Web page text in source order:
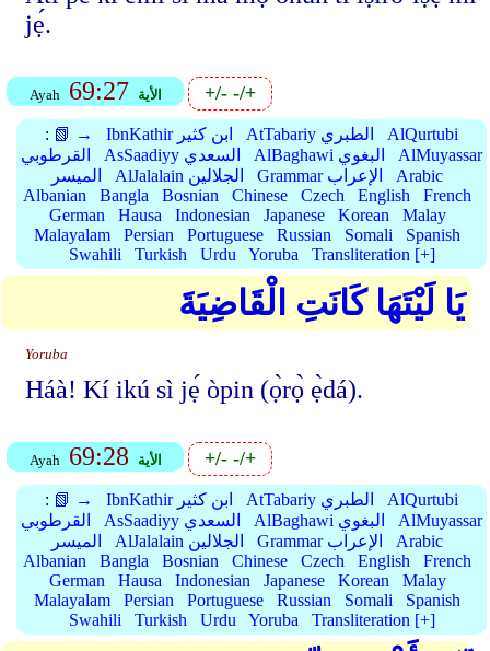
jẹ́.
Ayah 69:27 الأية +/--/+
: 📗 → IbnKathir ابن كثير AtTabariy الطبري
AlQurtubi
القرطوبي
AsSaadiyy السعدي AlBaghawi البغوي
AlMuyassar
الميسر
AlJalalain الجلالين Grammar الإعراب
Arabic
Albanian
Bangla Bosnian Chinese Czech English
French
German
Hausa Indonesian Japanese Korean
Malay
Malayalam
Persian Portuguese Russian Somali
Spanish
Swahili
Turkish Urdu Yoruba Transliteration [+]
يَا لَيْتَهَا كَانَتِ الْقَاضِيَةَ
Yoruba
Háà! Kí ikú sì jẹ́ òpin (ọ̀rọ̀ ẹ̀dá).
Ayah 69:28 الأية +/--/+
: 📗 → IbnKathir ابن كثير AtTabariy الطبري
AlQurtubi
القرطوبي
AsSaadiyy السعدي AlBaghawi البغوي
AlMuyassar
الميسر
AlJalalain الجلالين Grammar الإعراب
Arabic
Albanian
Bangla Bosnian Chinese Czech English
French
German
Hausa Indonesian Japanese Korean
Malay
Malayalam
Persian Portuguese Russian Somali
Spanish
Swahili
Turkish Urdu Yoruba Transliteration [+]